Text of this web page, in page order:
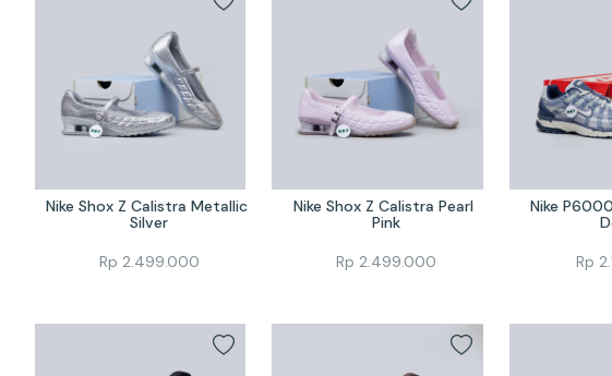
Nike Shox Z Calistra Metallic
Silver
Rp 2.499.000
Nike Shox Z Calistra Pearl
Pink
Rp 2.499.000
Nike
Rp